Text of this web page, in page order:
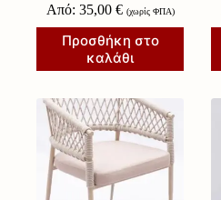
Από: 35,00 € (χωρίς ΦΠΑ)
Προσθήκη στο
καλάθι